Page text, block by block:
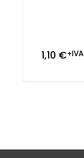
1,10 €+IVA